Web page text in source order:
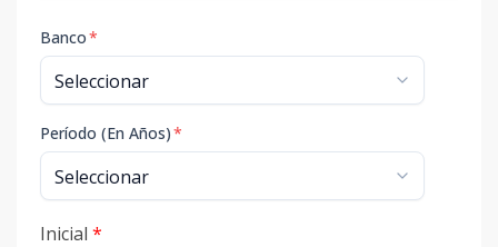
Banco*
Período (En Años)*
Inicial *